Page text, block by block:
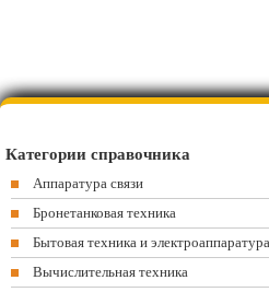
Категории справочника
Аппаратура связи
Бронетанковая техника
Бытовая техника и электроаппаратура
Вычислительная техника